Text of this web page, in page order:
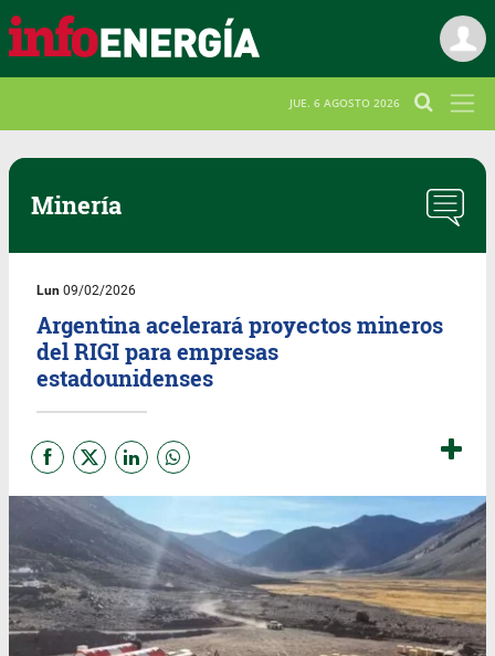
JUE. 6 AGOSTO 2026
Minería
Lun 09/02/2026
Argentina acelerará proyectos mineros
del RIGI para empresas
estadounidenses